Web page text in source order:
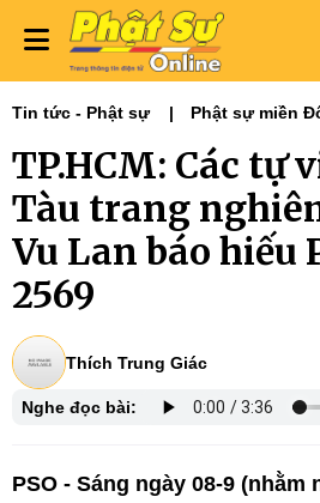
Tin tức - Phật sự Phật sự miền
TP.HCM: Các tự
Tàu trang
Vu Lan báo hiếu
2569
Thích Trung Giác
Nghe đọc bài:
PSO - Sáng ngày 08-9 (nhằm